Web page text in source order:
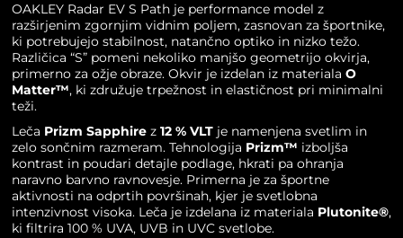
OAKLEY Radar EV S Path je performance model z
razširjenim zgornjim vidnim poljem, zasnovan za športnike,
ki potrebujejo stabilnost, natančno optiko in nizko težo.
Različica “S” pomeni nekoliko manjšo geometrijo okvirja,
primerno za ožje obraze. Okvir je izdelan iz materiala O
Matter™, ki združuje trpežnost in elastičnost pri minimalni
teži.
Leča Prizm Sapphirez 12 % VLTje namenjena svetlim in
zelo sončnim razmeram. Tehnologija Prizm™ izboljša
kontrast in poudari detajle podlage, hkrati pa ohranja
naravno barvno ravnovesje. Primerna je za športne
aktivnosti na odprtih površinah, kjer je svetlobna
intenzivnost visoka. Leča je izdelana iz materiala Plutonite®,
ki filtrira 100 % UVA, UVB in UVC svetlobe.